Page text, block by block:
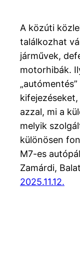
A közúti
találkozhat
járművek,
motorhibák.
azzal, mi a
melyik
különösen
M7-es
Zamárdi,
2025.11.12.